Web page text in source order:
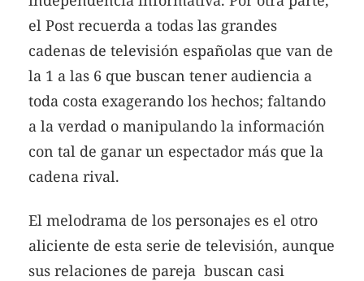
el Post recuerda a todas las grandes
cadenas de televisión españolas que van de
la 1 a las 6 que buscan tener audiencia a
toda costa exagerando los hechos; faltando
a la verdad o manipulando la información
con tal de ganar un espectador más que la
cadena rival.
El melodrama de los personajes es el otro
aliciente de esta serie de televisión, aunque
sus relaciones de pareja buscan casi